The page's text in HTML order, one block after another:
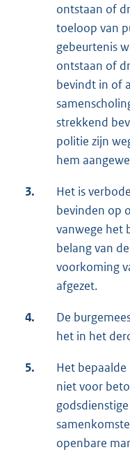
ontstaan of
toeloop van
gebeurtenis
ontstaan of
bevindt in of
strekkend
politie zijn
hem
3.
Het is
bevinden op
vanwege het
belang van
voorkoming
afgezet.
4.
De
het in het
5.
Het
niet voor
openbare